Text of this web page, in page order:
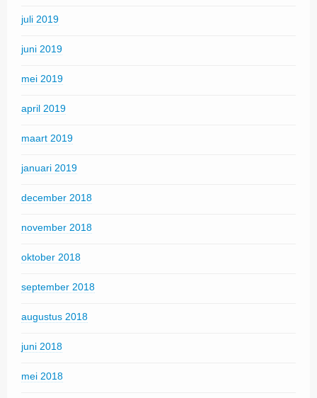
juli 2019
juni 2019
mei 2019
april 2019
maart 2019
januari 2019
december 2018
november 2018
oktober 2018
september 2018
augustus 2018
juni 2018
mei 2018